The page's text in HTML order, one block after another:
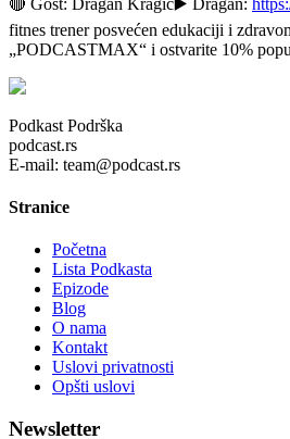
🔴 Gost: Dragan Kragić▶️ Dragan:
fitnes trener posvećen edukaciji i
„PODCASTMAX“ i ostvarite 10%
Podkast Podrška
podcast.rs
E-mail: team@podcast.rs
Stranice
Početna
Lista Podkasta
Epizode
Blog
O nama
Kontakt
Uslovi privatnosti
Opšti uslovi
Newsletter